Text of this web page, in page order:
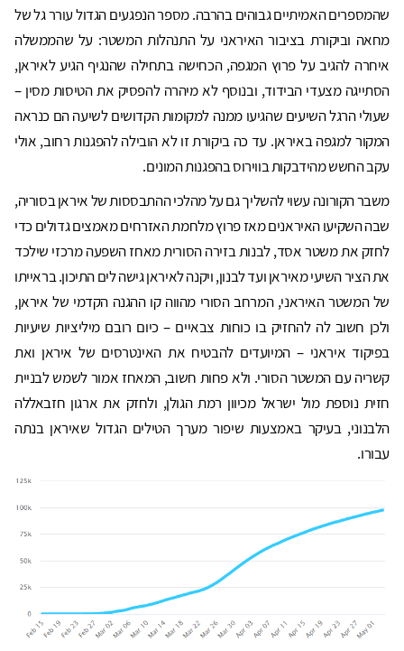
שהמספרים האמיתיים גבוהים בהרבה. מספר הנפגעים הגדול עורר גל של
מחאה וביקורת בציבור האיראני על התנהלות המשטר: על שהממשלה
איחרה להגיב על פרוץ המגפה, הכחישה בתחילה שהנגיף הגיע לאיראן,
הסתייגה מצעדי הבידוד, ובנוסף לא מיהרה להפסיק את הטיסות מסין –
שעולי הרגל השיעים שהגיעו ממנה למקומות הקדושים לשיעה הם כנראה
המקור למגפה באיראן. עד כה ביקורת זו לא הובילה להפגנות רחוב, אולי
עקב החשש מהידבקות בווירוס בהפגנות המונים.
משבר הקורונה עשוי להשליך גם על מהלכי ההתבססות של איראן בסוריה,
שבה השקיעו האיראנים מאז פרוץ מלחמת האזרחים מאמצים גדולים כדי
לחזק את משטר אסד, לבנות בזירה הסורית מאחז השפעה מרכזי שילכד
את הציר השיעי מאיראן ועד לבנון, ויקנה לאיראן גישה לים התיכון. בראייתו
של המשטר האיראני, המרחב הסורי מהווה קו ההגנה הקדמי של איראן,
ולכן חשוב לה להחזיק בו כוחות צבאיים – כיום רובם מיליציות שיעיות
בפיקוד איראני – המיועדים להבטיח את האינטרסים של איראן ואת
קשריה עם המשטר הסורי. ולא פחות חשוב, המאחז אמור לשמש לבניית
חזית נוספת מול ישראל מכיוון רמת הגולן, ולחזק את ארגון חזבאללה
הלבנוני, בעיקר באמצעות שיפור מערך הטילים הגדול שאיראן בנתה
עבורו.